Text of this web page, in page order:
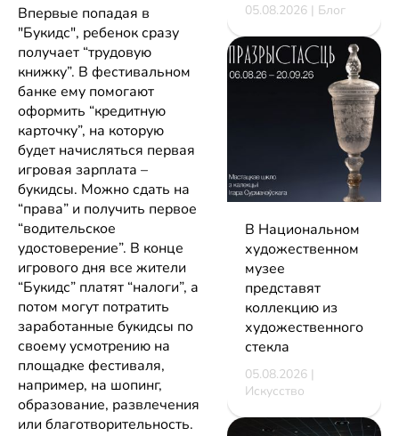
Впервые попадая в
"Букидс", ребенок сразу
получает “трудовую
книжку”. В фестивальном
банке ему помогают
оформить “кредитную
карточку”, на которую
будет начисляться первая
игровая зарплата –
букидсы. Можно сдать на
“права” и получить первое
“водительское
удостоверение”. В конце
игрового дня все жители
“Букидс” платят “налоги”, а
потом могут потратить
заработанные букидсы по
своему усмотрению на
площадке фестиваля,
например, на шопинг,
образование, развлечения
или благотворительность.
05.08.2026 | Блог
В Национальном
художественном
музее
представят
коллекцию из
художественного
стекла
05.08.2026 |
Искусство